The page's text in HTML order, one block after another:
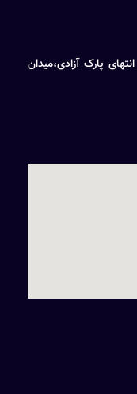
پارک آزادی،میدان